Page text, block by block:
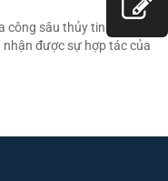
công sâu thủy tinh đáng
được sự hợp tác của